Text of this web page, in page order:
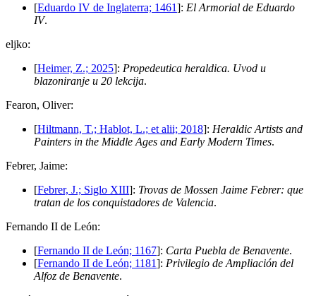
[Eduardo IV de Inglaterra; 1461]: El Armorial de Eduardo
IV.
eljko:
[Heimer, Z.; 2025]: Propedeutica heraldica. Uvod u
blazoniranje u 20 lekcija.
Fearon, Oliver:
[Hiltmann, T.; Hablot, L.; et alii; 2018]: Heraldic Artists and
Painters in the Middle Ages and Early Modern Times.
Febrer, Jaime:
[Febrer, J.; Siglo XIII]: Trovas de Mossen Jaime Febrer: que
tratan de los conquistadores de Valencia.
Fernando II de León:
[Fernando II de León; 1167]: Carta Puebla de Benavente.
[Fernando II de León; 1181]: Privilegio de Ampliación del
Alfoz de Benavente.